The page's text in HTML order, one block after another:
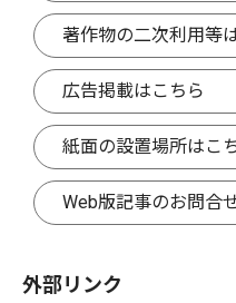
著作物の二次利用等
広告掲載はこちら
紙面の設置場所はこ
Web版記事のお問合
外部リンク